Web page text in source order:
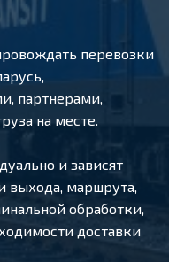
перевозки
партнерами,
на месте.
и зависят
выхода, маршрута,
обработки,
доставки